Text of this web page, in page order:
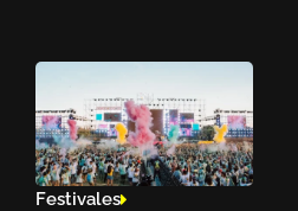
Festivales